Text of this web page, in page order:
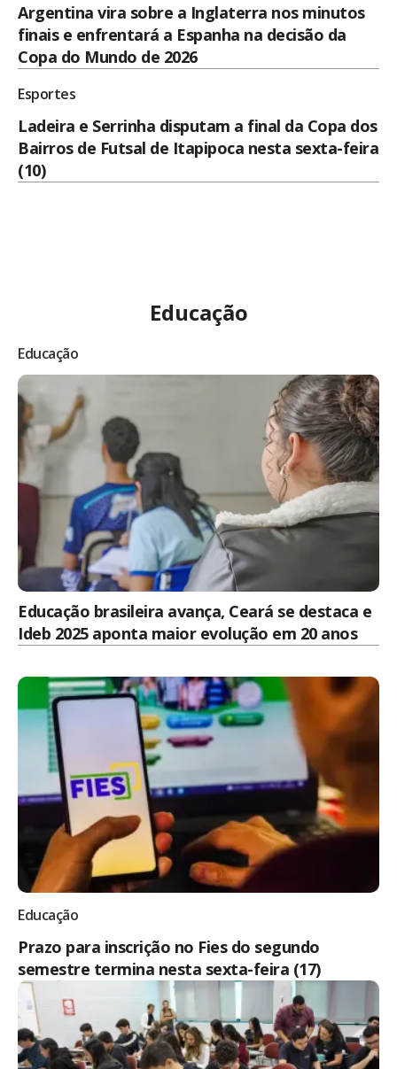
Argentina vira sobre a Inglaterra nos minutos
finais e enfrentará a Espanha na decisão da
Copa do Mundo de 2026
Esportes
Ladeira e Serrinha disputam a final da Copa dos
Bairros de Futsal de Itapipoca nesta sexta-feira
(10)
Educação
Educação
Educação brasileira avança, Ceará se destaca e
Ideb 2025 aponta maior evolução em 20 anos
Educação
Prazo para inscrição no Fies do segundo
semestre termina nesta sexta-feira (17)